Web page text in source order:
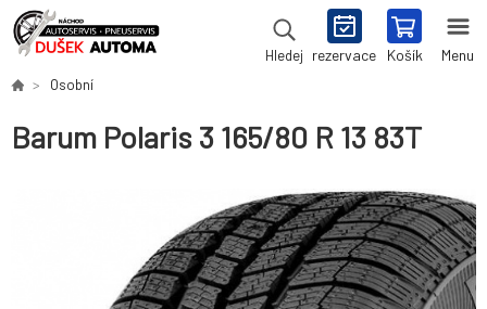
Hledej rezervace Košík Menu
Osobní
Barum Polaris 3 165/80 R 13 83T